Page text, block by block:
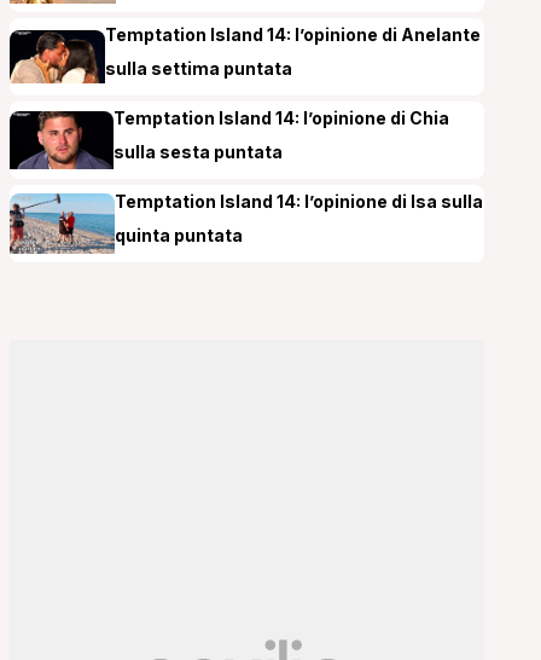
Temptation Island 14: l’opinione di Anelante
sulla settima puntata
Temptation Island 14: l’opinione di Chia
sulla sesta puntata
Temptation Island 14: l’opinione di Isa sulla
quinta puntata